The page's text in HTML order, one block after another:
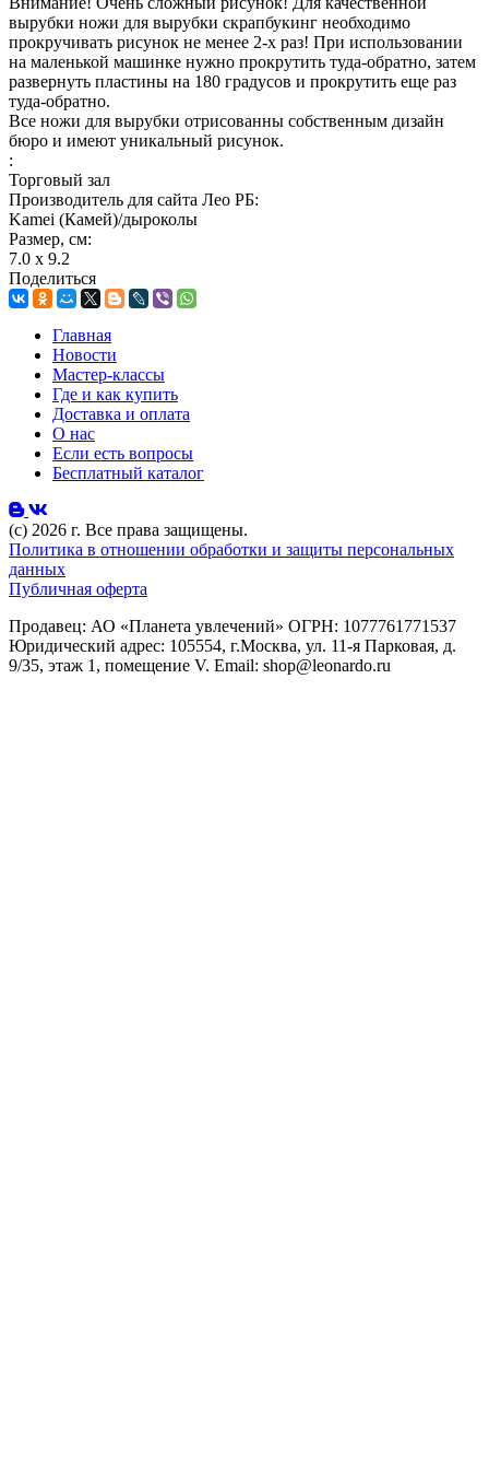
вырубки ножи для вырубки скрапбукинг необходимо
прокручивать рисунок не менее 2-х раз! При использовании
на маленькой машинке нужно прокрутить туда-обратно, затем
развернуть пластины на 180 градусов и прокрутить еще раз
туда-обратно.
Все ножи для вырубки отрисованны собственным дизайн
бюро и имеют уникальный рисунок.
:
Торговый зал
Производитель для сайта Лео РБ:
Kamei (Камей)/дыроколы
Размер, см:
7.0 x 9.2
Поделиться
Главная
Новости
Мастер-классы
Где и как купить
Доставка и оплата
О нас
Если есть вопросы
Бесплатный каталог
(с) 2026 г. Все права защищены.
Политика в отношении обработки и защиты персональных
данных
Публичная оферта
Продавец: АО «Планета увлечений» ОГРН: 1077761771537
Юридический адрес: 105554, г.Москва, ул. 11-я Парковая, д.
9/35, этаж 1, помещение V. Email: shop@leonardo.ru